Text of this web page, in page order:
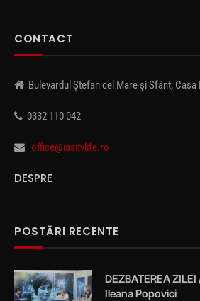
CONTACT
Bulevardul Ștefan cel Mare și Sfânt, Casa
0332 110 042
office@iasitvlife.ro
DESPRE
POSTĂRI RECENTE
DEZBATEREA
Ileana Popovici